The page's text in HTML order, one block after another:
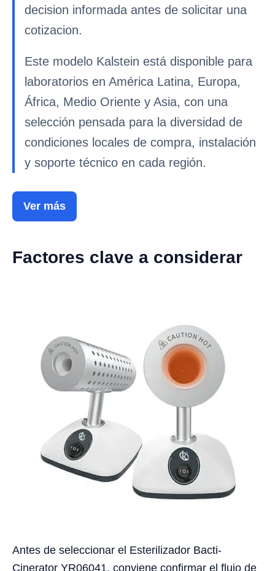
decision informada antes de solicitar una
cotizacion.
Este modelo Kalstein está disponible para
laboratorios en América Latina, Europa,
África, Medio Oriente y Asia, con una
selección pensada para la diversidad de
condiciones locales de compra, instalación
y soporte técnico en cada región.
Ver más
Factores clave a considerar
Antes de seleccionar el Esterilizador Bacti-
Cinerator YR06041, conviene confirmar el flujo de